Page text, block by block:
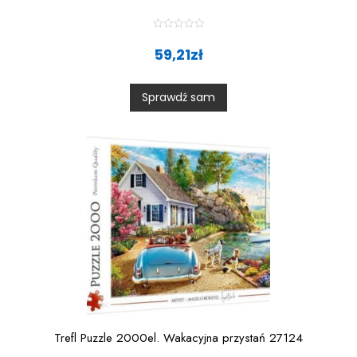
0
o
u
t
59,21zł
Sprawdź sam
Trefl Puzzle 2000el. Wakacyjna przystań 27124